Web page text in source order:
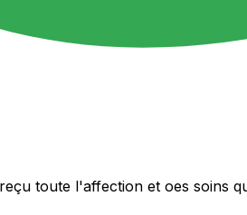
toute l'affection et oes soins